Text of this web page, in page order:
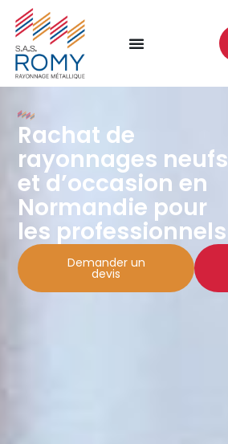
Rachat de
rayonnages neufs
et d’occasion en
Normandie pour
les professionnels
Demander un
devis